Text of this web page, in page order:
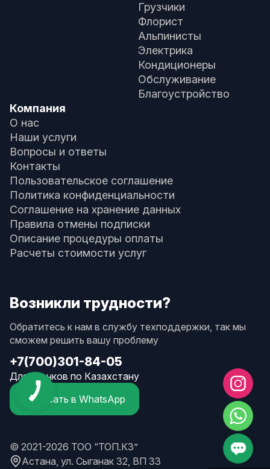
Грузчики
Флорист
Альпинисты
Электрика
Кондиционеры
Обслуживание
Благоустройство
Компания
О нас
Наши услуги
Вопросы и ответы
Контакты
Пользовательское соглашение
Политика конфиденциальности
Соглашение на хранение данных
Правила отмены подписки
Описание процедуры оплаты
Расчеты стоимости услуг
Возникли трудности?
Обратитесь к нам в службу техподдержки, так мы
сможем решить вашу проблему
+7(700)301-84-05
Для звонков по Казахстану
Написать в WhatsApp
© 2021-2026 ТОО “ТОП.КЗ”
Астана, ул. Сыганак 32, ВП 33